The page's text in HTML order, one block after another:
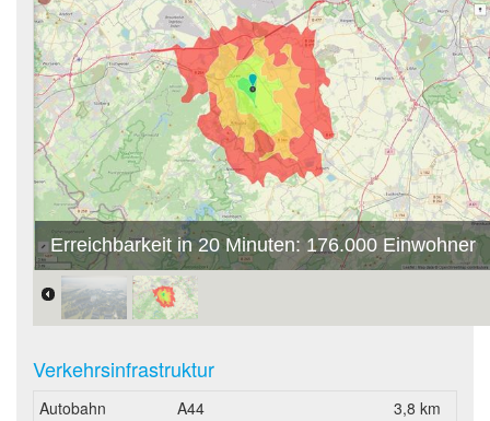
Erreichbarkeit in 20 Minuten: 176.000 Einwohner
Verkehrsinfrastruktur
Autobahn A44
3,8 km